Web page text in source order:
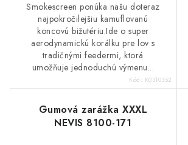
Smokescreen ponúka našu doteraz
najpokročilejšiu kamuflovanú
koncovú bižutériu.Ide o super
aerodynamickú korálku pre lov s
tradičnými feedermi, ktorá
umožňuje jednoduchú výmenu...
Kód: K0310352
Gumová zarážka XXXL
NEVIS 8100-171